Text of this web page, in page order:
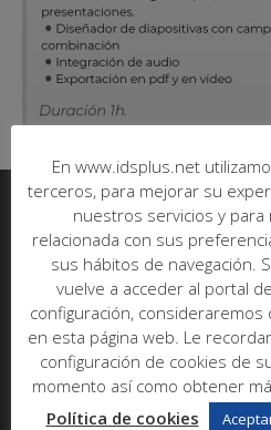
Informática y Desarrollo
C/ Poeta Más y Ros, nº7, bajo
46021 - Valencia
Abrir en maps
Tel: 96 393 00 20
E-mail: info@idsplus.net
En www.idsplus.net
terceros, para mejorar su
nuestros servicios y
relacionada con sus
sus hábitos de navegación.
vuelve a acceder al portal
configuración,
en esta página web. Le
configuración de cookies de
momento así como obtener
Política de cookies